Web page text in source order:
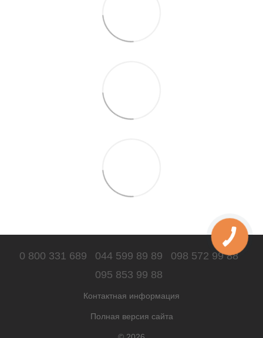
0 800 331 689 044 599 89 89
098 572 99 88
095 853 99 88
Контактная информация
Полная версия сайта